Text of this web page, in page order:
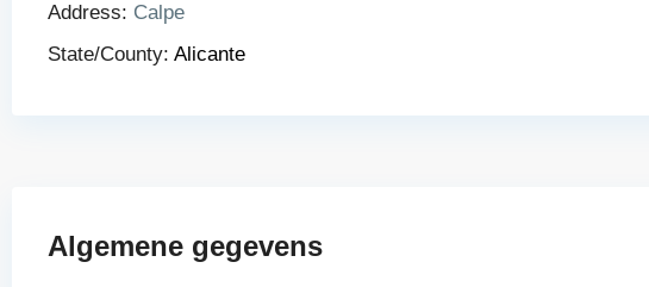
Address: Calpe
State/County: Alicante
Algemene gegevens